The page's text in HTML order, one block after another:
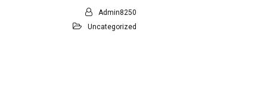
Admin8250
Uncategorized